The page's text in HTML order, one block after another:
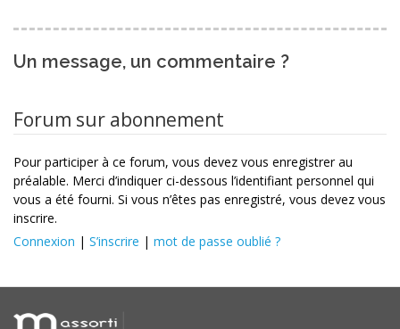
Un message, un commentaire ?
Forum sur abonnement
Pour participer à ce forum, vous devez vous enregistrer au
préalable. Merci d’indiquer ci-dessous l’identifiant personnel qui
vous a été fourni. Si vous n’êtes pas enregistré, vous devez vous
inscrire.
Connexion | S’inscrire | mot de passe oublié ?